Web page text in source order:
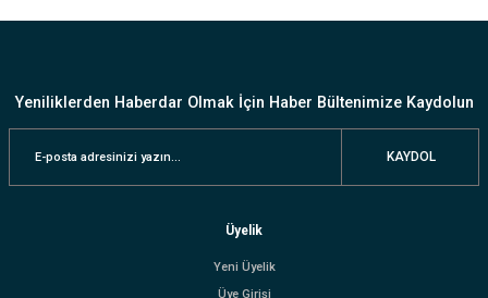
Yeniliklerden Haberdar Olmak İçin Haber Bültenimize Kaydolun
KAYDOL
Üyelik
Yeni Üyelik
Üye Girişi